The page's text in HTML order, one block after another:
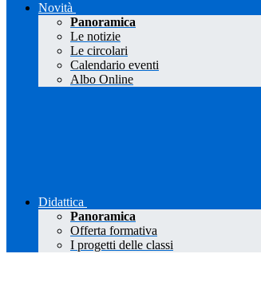
Novità
Panoramica
Le notizie
Le circolari
Calendario eventi
Albo Online
Didattica
Panoramica
Offerta formativa
I progetti delle classi